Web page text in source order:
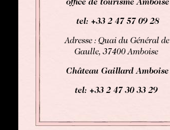
office de tourisme Amboise
tel: +33 2 47 57 09 28
Adresse : Quai du Général de
Gaulle, 37400 Amboise
Château Gaillard Amboise
tel: +33 2 47 30 33 29